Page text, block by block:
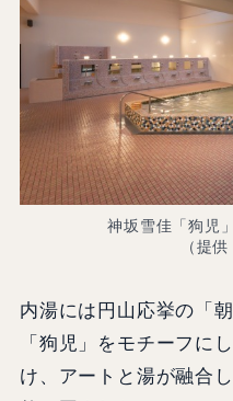
神坂雪佳「狗児
（提
内湯には円山応挙の「
「狗児」をモチーフに
け、アートと湯が融合